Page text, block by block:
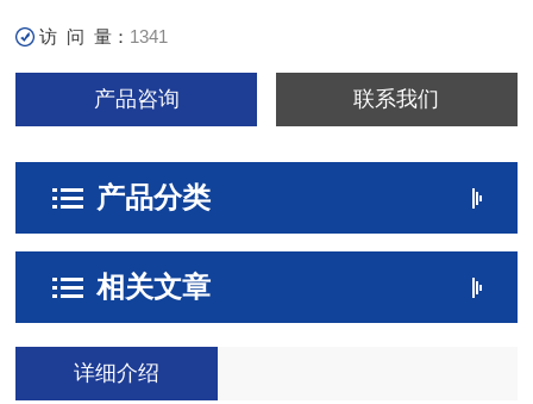
访 问 量： 1341
产品咨询 联系我们
产品分类
相关文章
详细介绍